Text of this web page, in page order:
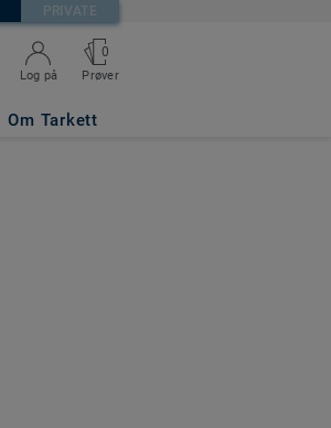
PRIVATE
Log på
0
Prøver
Om Tarkett